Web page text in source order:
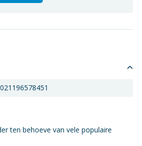
ten behoeve van vele populaire